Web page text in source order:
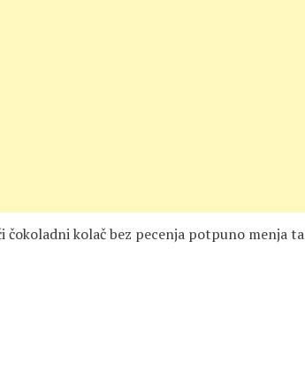
čokoladni kolač bez pecenja potpuno menja ta